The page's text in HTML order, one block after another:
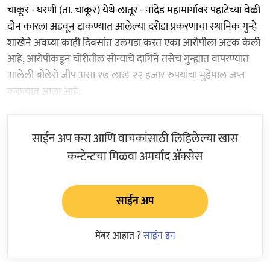
चाकूर - घरणी (ता. चाकूर) येथे लातूर - नांदेड महामार्गावर पहाटेच्या वेळी
दोन कारला अडवून टाकण्यात आलेल्या दरोडा प्रकरणाचा स्थानिक गुन्हे
शाखेने अवघ्या काही दिवसांत उलगडा करत एका आरोपीला अटक केली
आहे, आरोपीकडून चोरीतील सोन्याचे दागिने तसेच गुन्ह्यात वापरण्यात
आलेली बोलेरो जीप असा १७ लाख २२ हजार रुपयांचा मुद्देमाल जप्त
करण्यात आला आहे.
साईन अप करा आणि वाचकांसाठी लिहिलेल्या खास
कन्टेन्टचा मिळवा अमर्याद ॲक्सेस
साईन अप
मेंबर आहात ?साईन इन